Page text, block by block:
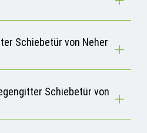
Schiebetür von Neher
Schiebetür von